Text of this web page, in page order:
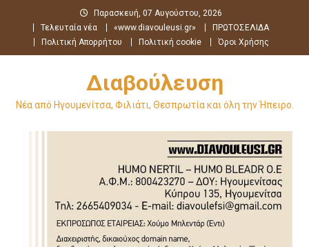
περιεχόμενο
Παρασκευή, 07 Αυγούστου, 2026
Τελευταία νέα
«www.diavouleusi.gr»
ΠΡΩΤΟΣΕΛΙΔΑ
Πολιτική Απορρήτου
Πολιτική cookie Όροι Χρήσης
Διαβούλευση
Νέα από Ηγουμενίτσα, Φιλιάτι, Θεσπρωτία και όλη την Ήπειρο.